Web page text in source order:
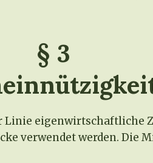
§ 3
eigenwirtschaftliche
verwendet werden. Die